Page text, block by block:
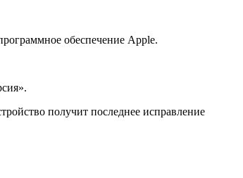
обеспечение Apple.
получит последнее исправление